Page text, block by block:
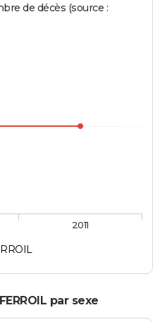
de décès (source :
2011
par sexe